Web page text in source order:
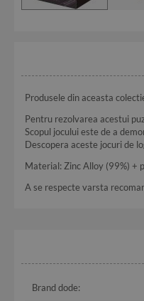
Produsele din aceasta
Pentru rezolvarea acestui
Scopul jocului este de a
Descopera aceste jocuri de
Material: Zinc Alloy (99%) +
A se respecte varsta
Brand dode: